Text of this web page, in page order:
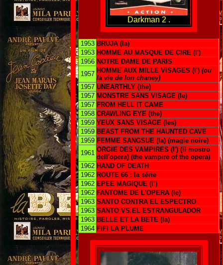
Darkman 2 .
1953 BRUJA (la)
1953 HOMME AU MASQUE DE CIRE (l')
1956 NOTRE DAME DE PARIS
1957 HOMME AUX MILLE VISAGES (l') (ou
la vie de lon chaney)
1957 UNEARTHLY (the)
1957 MONSTRE SANS VISAGE (le)
1957 FROM HELL IT CAME
1958 CRAWLING EYE (the)
1959 YEUX SANS VISAGE (les)
1959 BEAST FROM THE HAUNTED CAVE
1959 FEMME SANGSUE (la) (magie noire)
1961 ORGIE DES VAMPIRES (l') (il mostro
dell'opera) (the vampire of the opera)
1962 HAND OF DEATH
1962 ROUTE 66 : la série
1962 EPEE MAGIQUE (l’)
1962 FANTOME DE L'OPERA (le)
1963 SANTO CONTRA EL ESPECTRO
1963 SANTO VS.EL ESTRANGULADOR
1963 BELLE ET LA BETE (la)
1964 FIFI LA PLUME